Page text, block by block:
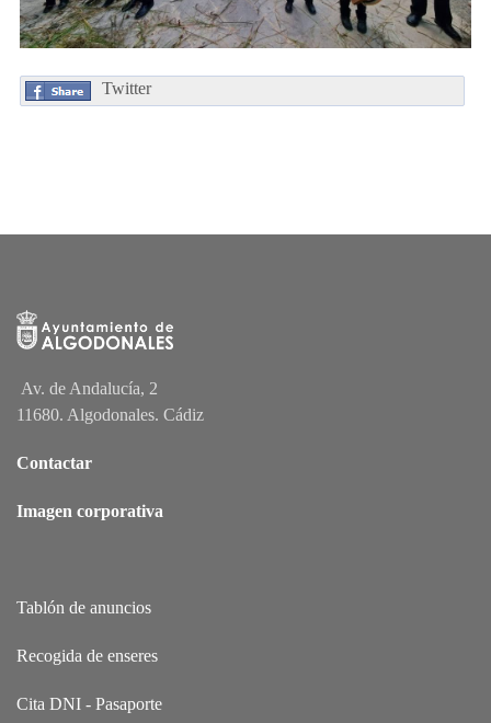
Twitter
Av. de Andalucía, 2
11680. Algodonales. Cádiz
Contactar
Imagen corporativa
Tablón de anuncios
Recogida de enseres
Cita DNI - Pasaporte